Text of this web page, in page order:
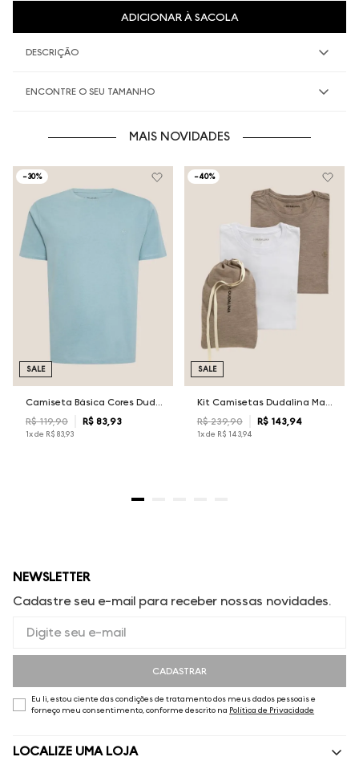
ADICIONAR À SACOLA
DESCRIÇÃO
ENCONTRE O SEU TAMANHO
MAIS NOVIDADES
-30%
R$ 119,90 R$ 83, 93
1x de R$ 83,93
SALE
-40%
R$ 239,90 R$ 143, 94
1x de R$ 143,94
SALE
NEWSLETTER
Cadastre seu e-mail para receber nossas novidades.
CADASTRAR
Eu li, estou ciente das condições de tratamento dos meus dados pessoais e
forneço meu consentimento, conforme descrito na Política de Privacidade
LOCALIZE UMA LOJA